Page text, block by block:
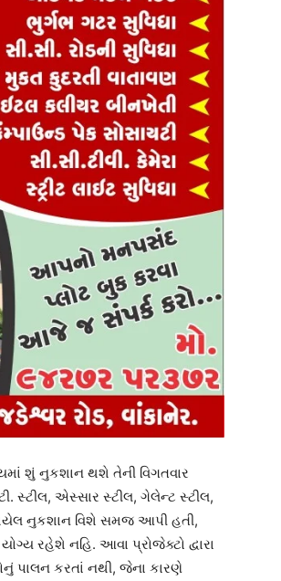
શું નુકશાન થશે તેની વિગતવાર
સ્ટીલ, એસ્સાર સ્ટીલ, ગેલેન્ટ સ્ટીલ,
નુકશાન વિશે સમજ આપી હતી,
રહેશે નહિ. આવા પ્રોજેક્ટો દ્વારા
પાલન કરતાં નથી, જેના કારણે